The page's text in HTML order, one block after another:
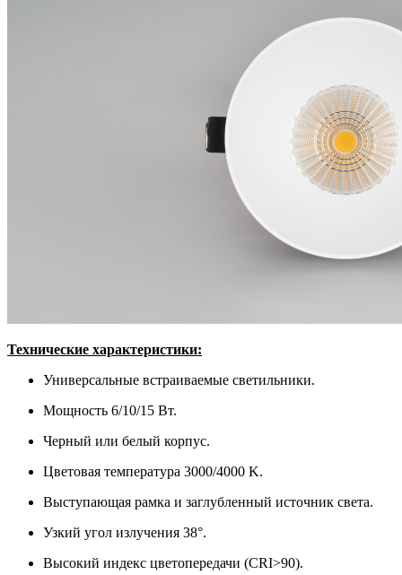
Технические характеристики:
Универсальные встраиваемые светильники.
Мощность 6/10/15 Вт.
Черный или белый корпус.
Цветовая температура 3000/4000 K.
Выступающая рамка и заглубленный источник света.
Узкий угол излучения 38°.
Высокий индекс цветопередачи (CRI>90).